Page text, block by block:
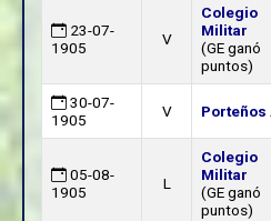
23-07-
1905
V
Colegio
Militar
(GE ganó
puntos)
30-07-
1905
V Porteños
05-08-
1905
L
Colegio
Militar
(GE ganó
puntos)